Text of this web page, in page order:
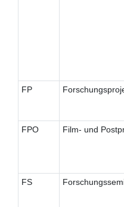
FP
FPO Film- und
FS